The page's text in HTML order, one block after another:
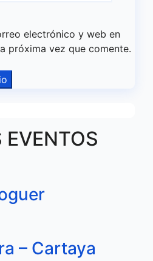
electrónico y web en
próxima vez que comente.
EVENTOS
– Cartaya